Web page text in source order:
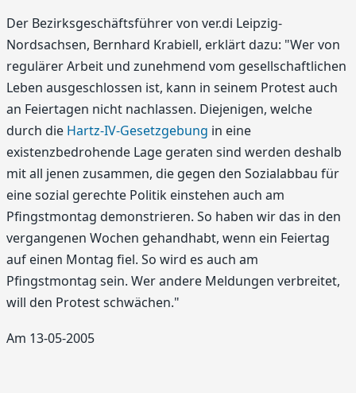
Der Bezirksgeschäftsführer von ver.di Leipzig-
Nordsachsen, Bernhard Krabiell, erklärt dazu: "Wer von
regulärer Arbeit und zunehmend vom gesellschaftlichen
Leben ausgeschlossen ist, kann in seinem Protest auch
an Feiertagen nicht nachlassen. Diejenigen, welche
durch die Hartz-IV-Gesetzgebung in eine
existenzbedrohende Lage geraten sind werden deshalb
mit all jenen zusammen, die gegen den Sozialabbau für
eine sozial gerechte Politik einstehen auch am
Pfingstmontag demonstrieren. So haben wir das in den
vergangenen Wochen gehandhabt, wenn ein Feiertag
auf einen Montag fiel. So wird es auch am
Pfingstmontag sein. Wer andere Meldungen verbreitet,
will den Protest schwächen."
Am 13-05-2005